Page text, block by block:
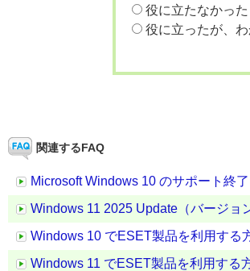
役に立たなかった
役に立ったが、
関連するFAQ
Microsoft Windows 10 のサポート終
Windows 11 2025 Update（バージョ
Windows 10 でESET製品を利用する
Windows 11 でESET製品を利用する